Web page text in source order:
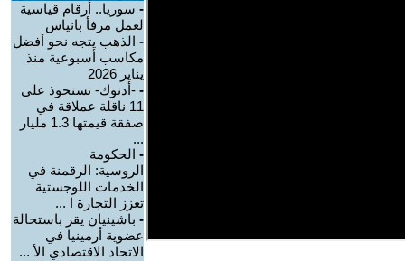
- سوريا.. أرقام قياسية
لعمل مرفأ بانياس
- الذهب يتجه نحو أفضل
مكاسب أسبوعية منذ
يناير 2026
- -أدنوك- تستحوذ على
11 ناقلة عملاقة في
صفقة قيمتها 1.3 مليار
...
- الحكومة
الروسية: الرقمنة في
الخدمات اللوجستية
تعزز التجارة ا ...
- باشينيان يقر باستحالة
عضوية أرمينيا في
الاتحاد الاقتصادي الأ ...